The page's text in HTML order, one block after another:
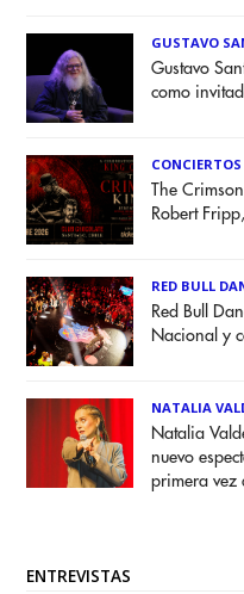
GUSTAVO
Gustavo
como
CONCIERTOS
The
Robert
RED BULL
Red Bull
Nacional y
NATALIA
Natalia
nuevo
primera vez
ENTREVISTAS